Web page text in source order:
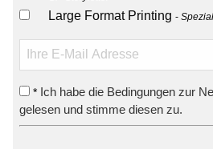
Large Format Printing
* Ich habe die Bedingungen zur
gelesen und stimme diesen zu.